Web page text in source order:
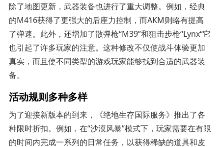
除了地图更新，武器装备也进行了重大调整。例如，经典
的M416获得了更强大的后座力控制，而AKM则略有提高
了弹速。此外，还增加了散弹枪“M39”和狙击步枪“Lynx“它
也引起了许多玩家的注意。这种修改不仅使战斗体验更加
真实，而且使不同类型的游戏玩家能够找到合适的武器装
备。
活动规则多种多样
为了迎接新版本的到来，《绝地生存国际服务》推出了各
种限时折扣。例如，在“沙漠风暴”模式下，玩家需要在有限
的时间内完成一系列的日常任务，以获得稀缺的道具和皮